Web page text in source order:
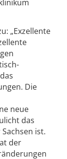
„Exzellente
Die
neue
das
ist.
der